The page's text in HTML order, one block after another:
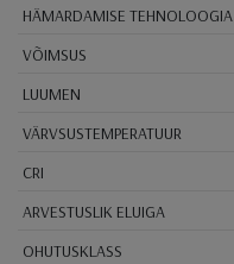
HÄMARDAMISE TEHNOLOOGIA
VÕIMSUS
LUUMEN
VÄRVSUSTEMPERATUUR
CRI
ARVESTUSLIK ELUIGA
OHUTUSKLASS